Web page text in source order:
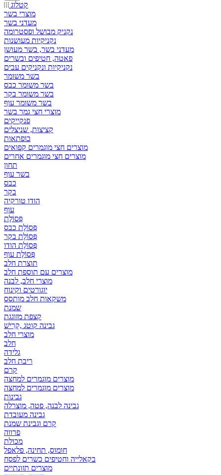
קטלוג
מוצרי בשר
מעדני בשר
נקניק מבושל ופסטרומה
נקניקיות מעושנות
מעדני בשר, בשר מעושן
פאטה, חטיפים ובשרים
נקניקיות ונקניקים עבים
בשר משומר
בשר משומר כבס
בשר משומר בקר
בשר משומר עוף
מוצרי חצי גמר בשר
פנקייקים
קציצות, שניצלים
כופתאות
מוצרים חצי מוגמרים קפואים
מוצרים חצי מוגמרים אחרים
תחון
בשר עוף
כבס
בקר
הודו טורקיה
עוף
פְּסוֹלֶת
פְּסוֹלֶת כבס
פְּסוֹלֶת בקר
פְּסוֹלֶת הודו
פְּסוֹלֶת עוף
תוצרת חלב
מוצרים עם תוספת חלב
מוצרי חלב, לבנה
יוגורטים וקינוח
משקאות חלב מותסס
שמנת
קצפת מזוגגת
גבינה קוטג ,קָרִישׁ
מוצרי חלב
חלב
גלידה
ריבת חלב
קרם
מוצרים מוגמרים למחצה
מוצרים מוגמרים למחצה
גבינות
גבינה לבנה, פטה, מוצרלה
גבינה מעובדת
קרם וגבינת שמנת
פרווה
מכולת
חומוס, תחינה, פלאפל
בקאלייה וחטיפים כשרים לפסח
מוצרים תזונתיים